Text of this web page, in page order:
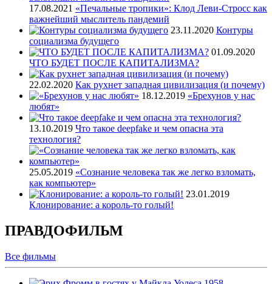
17.08.2021 «Печальные тропики»: Клод Леви-Стросс как
важнейший мыслитель пандемий
23.11.2020 Контуры
социализма будущего
01.09.2020
ЧТО БУДЕТ ПОСЛЕ КАПИТАЛИЗМА?
22.02.2020 Как рухнет западная цивилизация (и почему)
18.12.2019 «Брехунов у нас
любят»
13.10.2019 Что такое deepfake и чем опасна эта
технология?
25.05.2019 «Сознание человека так же легко взломать,
как компьютер»
23.01.2019
Клонирование: а король-то голый!
ПРАВДОФИЛЬМ
Все фильмы